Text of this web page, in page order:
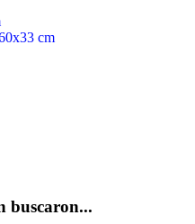
cm
buscaron...